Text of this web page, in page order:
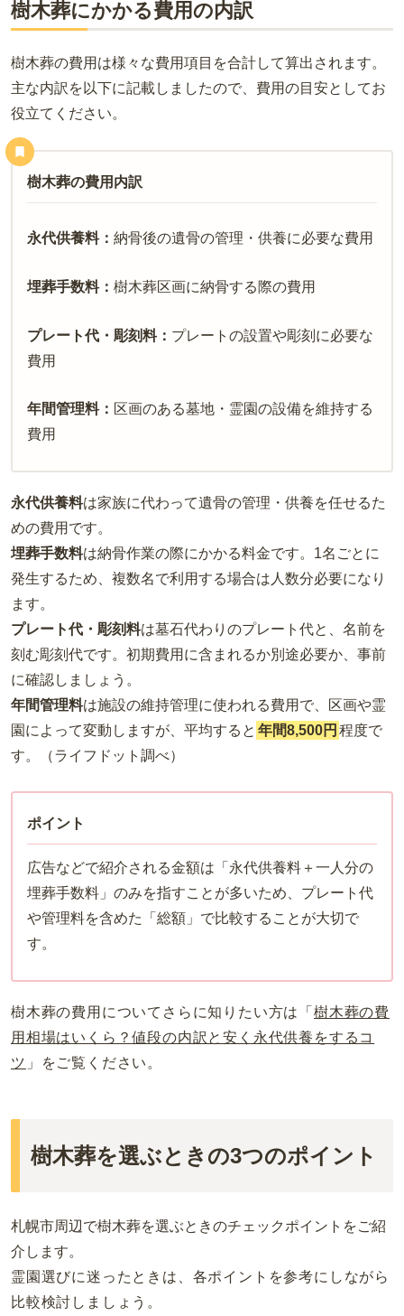
樹木葬にかかる費用の内訳
樹木葬の費用は様々な費用項目を合計して算出されます。
主な内訳を以下に記載しましたので、費用の目安としてお
役立てください。
樹木葬の費用内訳
永代供養料： 納骨後の遺骨の管理・供養に必要な費用
埋葬手数料： 樹木葬区画に納骨する際の費用
プレート代・彫刻料： プレートの設置や彫刻に必要な
費用
年間管理料： 区画のある墓地・霊園の設備を維持する
費用
永代供養料は家族に代わって遺骨の管理・供養を任せるた
めの費用です。
埋葬手数料は納骨作業の際にかかる料金です。1名ごとに
発生するため、複数名で利用する場合は人数分必要になり
ます。
プレート代・彫刻料は墓石代わりのプレート代と、名前を
刻む彫刻代です。初期費用に含まれるか別途必要か、事前
に確認しましょう。
年間管理料は施設の維持管理に使われる費用で、区画や霊
園によって変動しますが、平均すると 年間8,500円 程度で
す。（ライフドット調べ）
ポイント
広告などで紹介される金額は「永代供養料＋一人分の
埋葬手数料」のみを指すことが多いため、プレート代
や管理料を含めた「総額」で比較することが大切で
す。
樹木葬の費用についてさらに知りたい方は「 樹木葬の費
用相場はいくら？値段の内訳と安く永代供養をするコ
ツ 」をご覧ください。
樹木葬を選ぶときの3つのポイント
札幌市周辺で樹木葬を選ぶときのチェックポイントをご紹
介します。
霊園選びに迷ったときは、各ポイントを参考にしながら
比較検討しましょう。